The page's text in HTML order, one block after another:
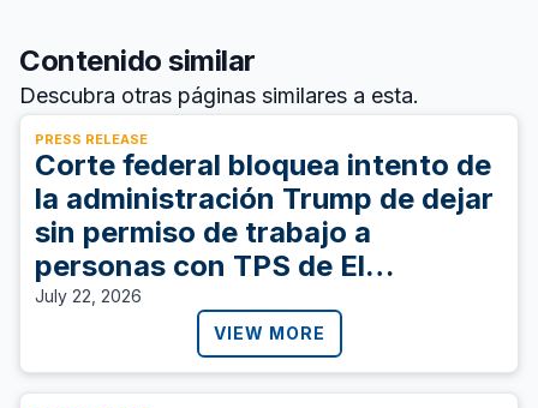
Contenido similar
Descubra otras páginas similares a esta.
PRESS RELEASE
Corte federal bloquea intento de
la administración Trump de dejar
sin permiso de trabajo a
personas con TPS de El
Salvador, Sudán, y Ucrania
July 22, 2026
VIEW MORE